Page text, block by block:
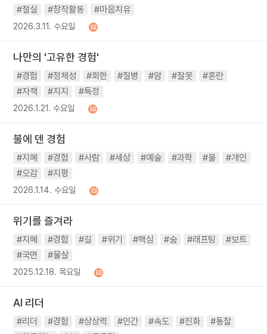
#절실
#창작활동 #마음치유
2026.3.11. 수요일
나만의 '고유한 경험'
#경험 #정체성 #회한 #질병 #암 #잘못
#혼란
#자책
#지지 #특정
2026.1.21. 수요일
불에 덴 경험
#지혜 #경험 #사람 #세상 #예술 #과학 #불
#개인
#오감
#지평
2026.1.14. 수요일
위기를 즐겨라
#지혜 #경험 #길 #위기 #핵심 #숨 #래프팅
#보트
#국면
#물살
2025.12.18. 목요일
AI 리더
#리더 #경험 #상상력 #인간 #속도 #진화
#통찰